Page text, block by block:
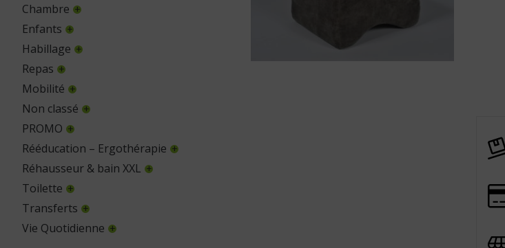
Chambre
Enfants
Habillage
Repas
Mobilité
Non classé
PROMO
Rééducation – Ergothérapie
Réhausseur & bain XXL
Toilette
Transferts
Vie Quotidienne